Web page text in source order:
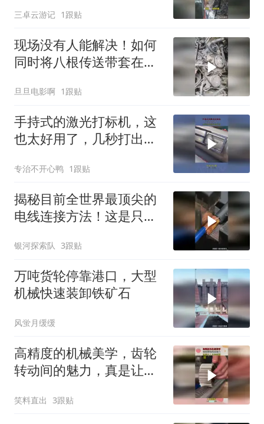
三卓云游记 1跟贴
现场没有人能解决！如何
同时将八根传送带套在转
旦旦电影啊 1跟贴
手持式的激光打标机，这
也太好用了，几秒打出清
专治不开心鸭 1跟贴
揭秘目前全世界最顶尖的
电线连接方法！这是只需
银河探索队 3跟贴
万吨货轮停靠港口，大型
机械快速装卸铁矿石
风蛍月缓缓
高精度的机械美学，齿轮
转动间的魅力，真是让人
笑料直出 3跟贴